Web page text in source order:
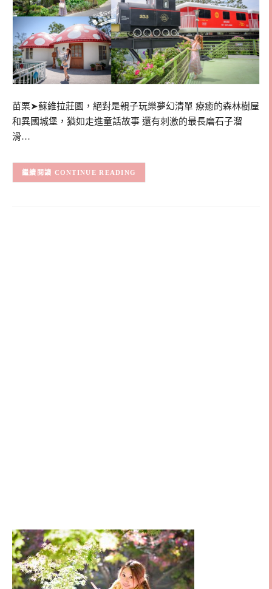
苗栗➤蘇維拉莊園，絕對是親子玩樂夢幻清單 療癒的森林樹屋
和異國城堡，猶如走進童話故事 還有刺激的最長磨石子溜
滑…
CONTINUE READING